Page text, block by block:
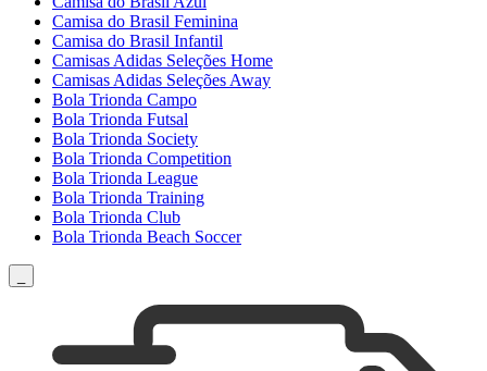
Camisa do Brasil Feminina
Camisa do Brasil Infantil
Camisas Adidas Seleções Home
Camisas Adidas Seleções Away
Bola Trionda Campo
Bola Trionda Futsal
Bola Trionda Society
Bola Trionda Competition
Bola Trionda League
Bola Trionda Training
Bola Trionda Club
Bola Trionda Beach Soccer